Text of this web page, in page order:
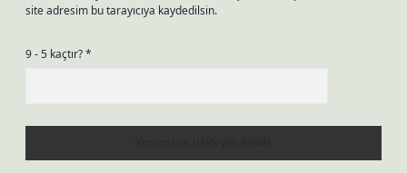
site adresim bu tarayıcıya kaydedilsin.
9 - 5 kaçtır?*